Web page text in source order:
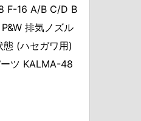
F-16 A/B C/D B
排気ノズル
態 (ハセガワ用)
ツ KALMA-48